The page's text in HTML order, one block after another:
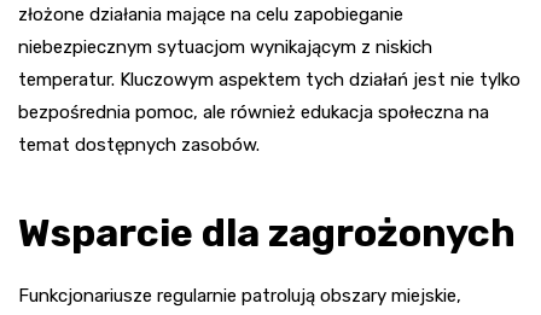
złożone działania mające na celu zapobieganie
niebezpiecznym sytuacjom wynikającym z niskich
temperatur. Kluczowym aspektem tych działań jest nie tylko
bezpośrednia pomoc, ale również edukacja społeczna na
temat dostępnych zasobów.
Wsparcie dla zagrożonych
Funkcjonariusze regularnie patrolują obszary miejskie,